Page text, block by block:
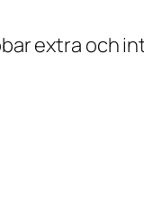
extra och